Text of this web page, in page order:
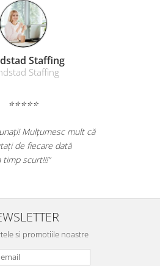
Staffing
Staffing
⭐⭐⭐⭐⭐
Mulțumesc mult că
de fiecare dată
timp scurt!!!”
si promotiile noastre